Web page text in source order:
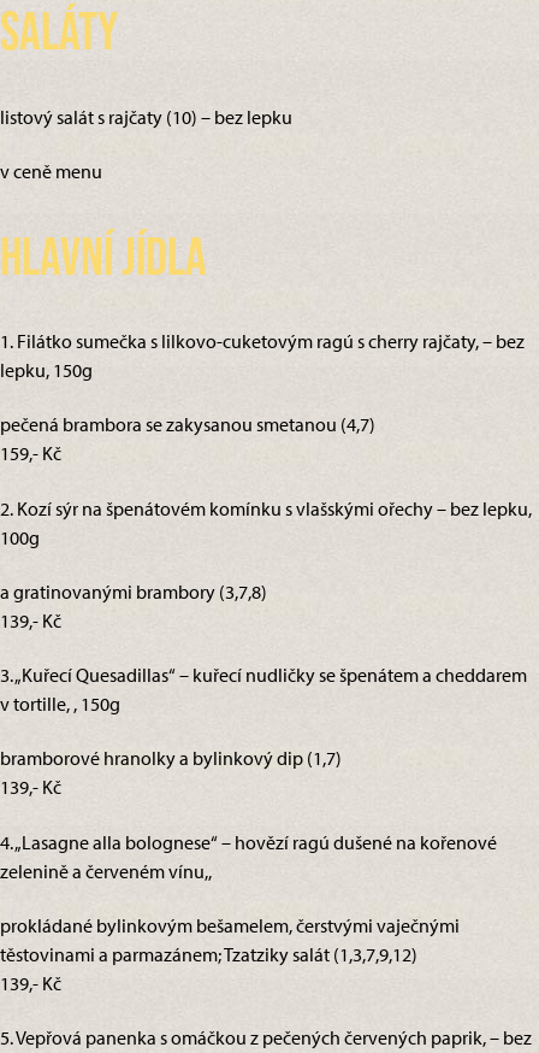
Saláty
listový salát s rajčaty (10) – bez lepku
v ceně menu
Hlavní jídla
1. Filátko sumečka s lilkovo-cuketovým ragú s cherry rajčaty, – bez
lepku, 150g
pečená brambora se zakysanou smetanou (4,7)
159,- Kč
2. Kozí sýr na špenátovém komínku s vlašskými ořechy – bez lepku,
100g
a gratinovanými brambory (3,7,8)
139,- Kč
3. „Kuřecí Quesadillas“ – kuřecí nudličky se špenátem a cheddarem
v tortille, , 150g
bramborové hranolky a bylinkový dip (1,7)
139,- Kč
4. „Lasagne alla bolognese“ – hovězí ragú dušené na kořenové
zelenině a červeném vínu,,
prokládané bylinkovým bešamelem, čerstvými vaječnými
těstovinami a parmazánem; Tzatziky salát (1,3,7,9,12)
139,- Kč
5. Vepřová panenka s omáčkou z pečených červených paprik, – bez